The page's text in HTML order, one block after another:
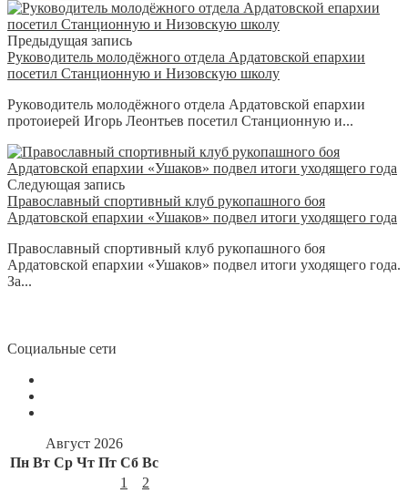
Предыдущая запись
Руководитель молодёжного отдела Ардатовской епархии
посетил Станционную и Низовскую школу
Руководитель молодёжного отдела Ардатовской епархии
протоиерей Игорь Леонтьев посетил Станционную и...
Следующая запись
Православный спортивный клуб рукопашного боя
Ардатовской епархии «Ушаков» подвел итоги уходящего года
Православный спортивный клуб рукопашного боя
Ардатовской епархии «Ушаков» подвел итоги уходящего года.
За...
Социальные сети
Август 2026
Пн Вт Ср Чт Пт Сб Вс
1
2